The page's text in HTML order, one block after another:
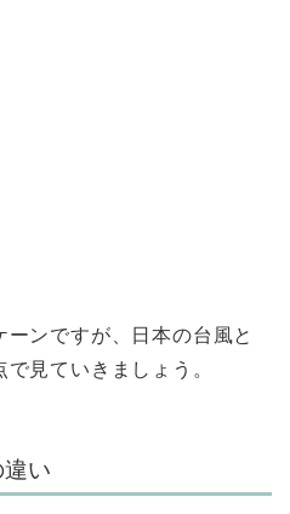
ンですが、日本の台風と
見ていきましょう。
い